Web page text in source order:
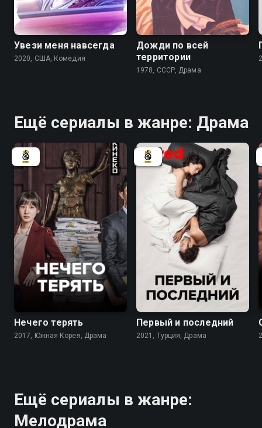
Увези меня навсегда
2020, США, Комедия
Дожди по всей
территории
1978, СССР, Драма
Ещё сериалы в жанре: Драма
6.7
Нечего терять
2017, Южная Корея, Драма
Первый и последний
2021, Турция, Драма
Ещё сериалы в жанре:
Мелодрама